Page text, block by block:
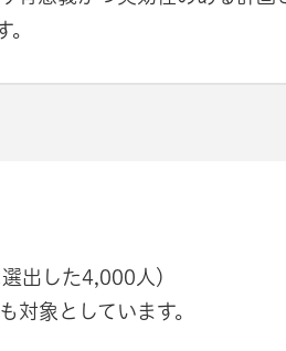
出した4,000人）
象としています。